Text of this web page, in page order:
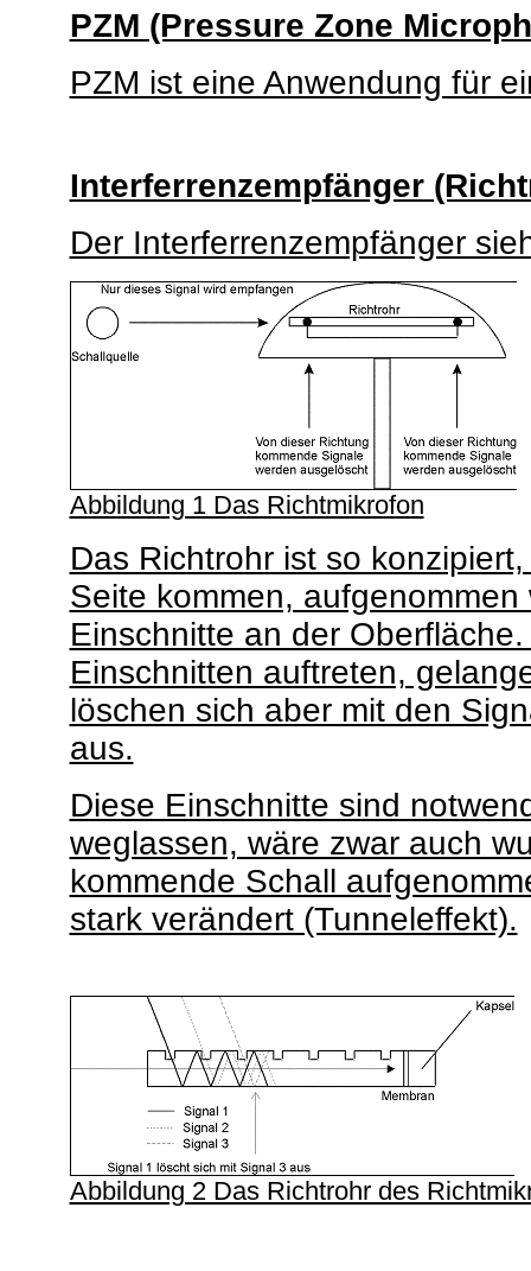
PZM (Pressure Zone
PZM ist eine Anwendung für
Interferrenzempfänger
Der Interferrenzempfänger
Abbildung 1 Das Richtmikrofon
Das Richtrohr ist so
Seite kommen,
Einschnitte an der
Einschnitten auftreten,
löschen sich aber mit den
aus.
Diese Einschnitte sind
weglassen, wäre zwar auch
kommende Schall
stark verändert (Tunneleffekt).
Abbildung 2 Das Richtrohr des